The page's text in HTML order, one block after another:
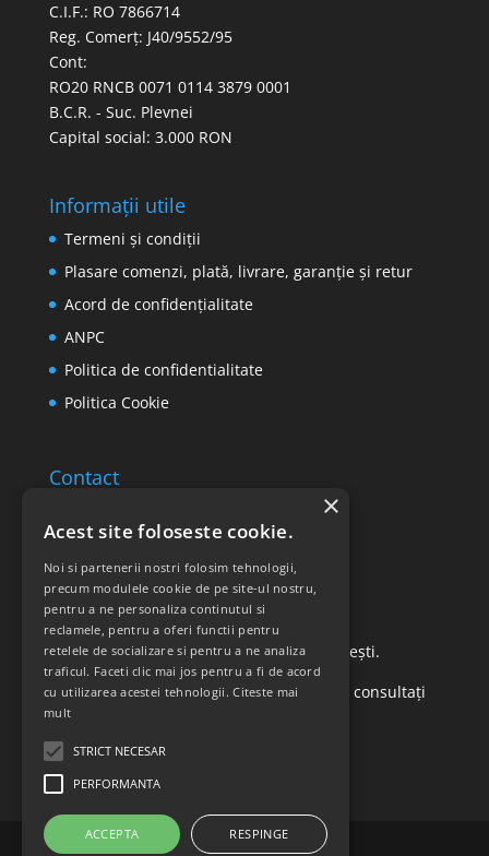
C.I.F.: RO 7866714
Reg. Comerț: J40/9552/95
Cont:
RO20 RNCB 0071 0114 3879 0001
B.C.R. - Suc. Plevnei
Capital social: 3.000 RON
Informații utile
Termeni și condiții
Plasare comenzi, plată, livrare, garanție și retur
Acord de confidențialitate
ANPC
Politica de confidentialitate
Politica Cookie
Contact
Retur produse
Str. Vasile Mironiuc nr. 3, Sector 1, București.
Pentru detalii suplimentare, vă rugăm să consultați
politica de returnare a produselor
Acest site foloseste cookie.
Noi si partenerii nostri folosim tehnologii,
precum modulele cookie de pe site-ul nostru,
pentru a ne personaliza continutul si
reclamele, pentru a oferi functii pentru
retelele de socializare si pentru a ne analiza
traficul. Faceti clic mai jos pentru a fi de acord
cu utilizarea acestei tehnologii.Citeste mai
mult
STRICT NECESAR
PERFORMANTA
ACCEPTA RESPINGE
×